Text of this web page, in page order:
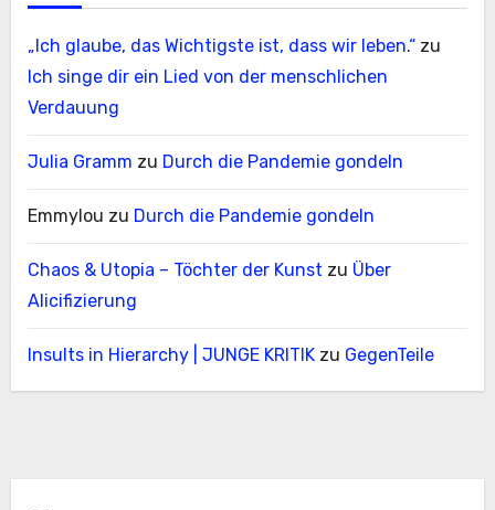
„Ich glaube, das Wichtigste ist, dass wir leben.“zu
Ich singe dir ein Lied von der menschlichen
Verdauung
Julia Gramm zu Durch die Pandemie gondeln
Emmylou zu Durch die Pandemie gondeln
Chaos & Utopia – Töchter der Kunst zu Über
Alicifizierung
Insults in Hierarchy | JUNGE KRITIKzu GegenTeile